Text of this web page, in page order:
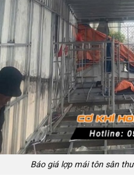
Báo giá lợp mái tôn sân